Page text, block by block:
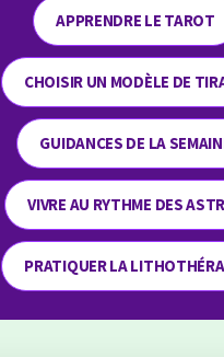
APPRENDRE LE TAROT
CHOISIR UN MODÈLE DE
GUIDANCES DE LA
VIVRE AU RYTHME DES
PRATIQUER LA